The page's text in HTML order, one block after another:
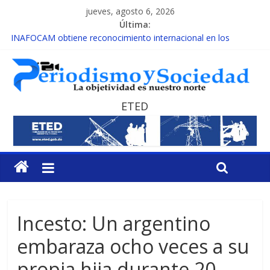
jueves, agosto 6, 2026
Última:
INAFOCAM obtiene reconocimiento internacional en los
15 de febrero de cada año es Día Nacional de la lucha contra el
cáncer infantil
EL ENFOQUE UNILATERAL DE LA COALICIÓN
MESCyT y Universidad Albizu apoyarán rehabilitación de
reclusos
MESCyT presenta calendario de Consulta Nacional por la
Educación
ETED
Incesto: Un argentino
embaraza ocho veces a su